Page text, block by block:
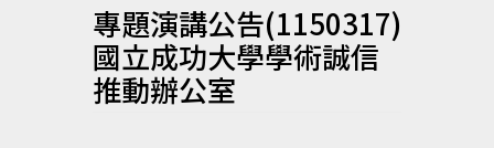
專題演講公告(1150317)
國立成功大學學術誠信
推動辦公室